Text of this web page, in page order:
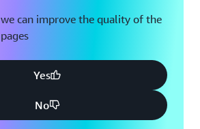
can improve the quality of the
Yes
No